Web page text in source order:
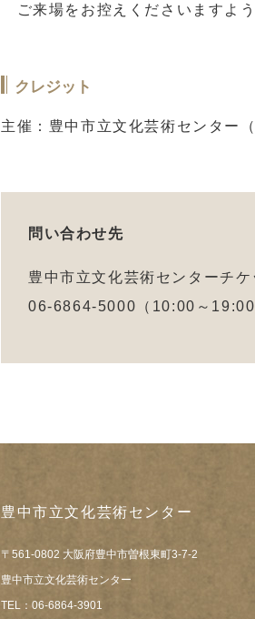
ご来場をお控えくださいますよう
クレジット
主催：豊中市立文化芸術センター
問い合わせ先
豊中市立文化芸術センターチケ
06-6864-5000（10:00～19:00
豊中市立文化芸術センター
〒561-0802 大阪府豊中市曽根東町3-7-2
豊中市立文化芸術センター
TEL：06-6864-3901